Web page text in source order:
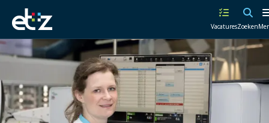
Werken
bij
het
ETZ
Elisabeth-
TweeSteden
Ziekenhuis
VacaturesZoeken